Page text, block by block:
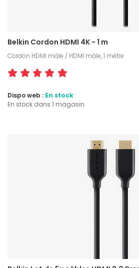
Belkin Cordon HDMI 4K - 1 m
Cordon HDMI mâle / HDMI mâle, 1 mètre
Dispo web : En stock
En stock dans 1 magasin